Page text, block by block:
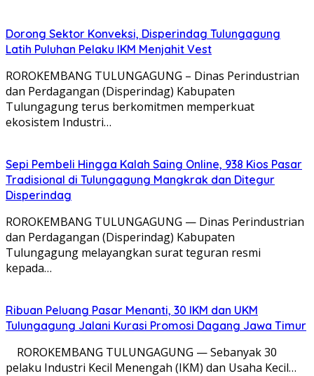
Dorong Sektor Konveksi, Disperindag Tulungagung
Latih Puluhan Pelaku IKM Menjahit Vest
​ROROKEMBANG TULUNGAGUNG – Dinas Perindustrian
dan Perdagangan (Disperindag) Kabupaten
Tulungagung terus berkomitmen memperkuat
ekosistem Industri…
Sepi Pembeli Hingga Kalah Saing Online, 938 Kios Pasar
Tradisional di Tulungagung Mangkrak dan Ditegur
Disperindag
ROROKEMBANG TULUNGAGUNG — Dinas Perindustrian
dan Perdagangan (Disperindag) Kabupaten
Tulungagung melayangkan surat teguran resmi
kepada…
Ribuan Peluang Pasar Menanti, 30 IKM dan UKM
Tulungagung Jalani Kurasi Promosi Dagang Jawa Timur
​ ROROKEMBANG TULUNGAGUNG — Sebanyak 30
pelaku Industri Kecil Menengah (IKM) dan Usaha Kecil…